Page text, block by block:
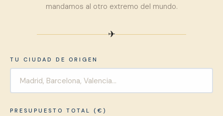
mandamos al otro extremo del mundo.
✈
TU CIUDAD DE ORIGEN
PRESUPUESTO TOTAL (€)